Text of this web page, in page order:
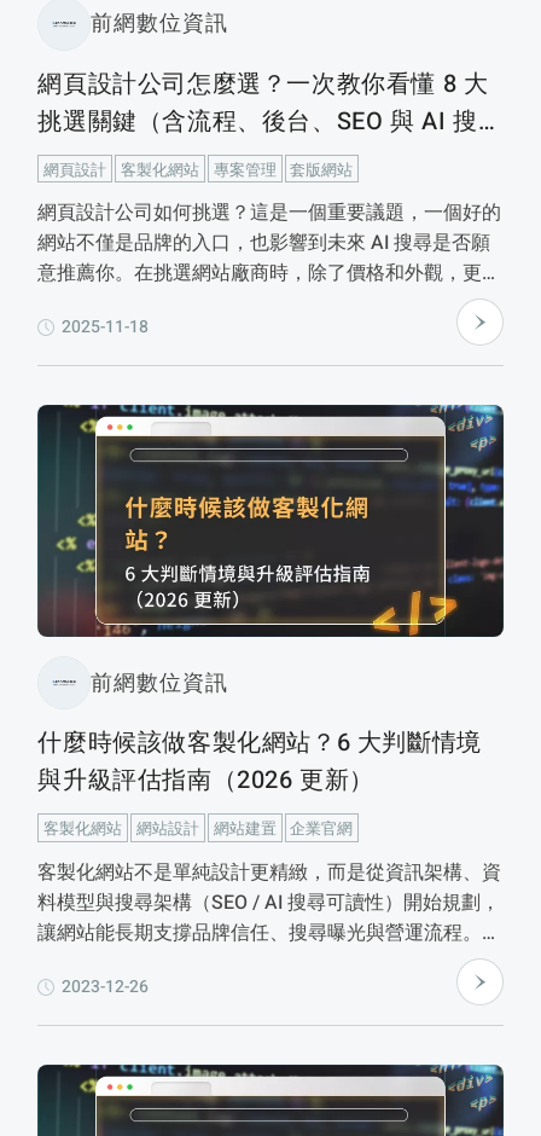
前網數位資訊
網頁設計公司怎麼選？一次教你看懂 8 大
挑選關鍵（含流程、後台、SEO 與 AI 搜
尋）
網頁設計 客製化網站 專案管理 套版網站
網頁設計公司如何挑選？這是一個重要議題，一個好的
網站不僅是品牌的入口，也影響到未來 AI 搜尋是否願
意推薦你。在挑選網站廠商時，除了價格和外觀，更重
要的是要看他們的方法、流程與思維。前網整理了8大
挑選關鍵，包括專案流程、套版或客製化、後台管理、
行動版設計、SEO與AI搜尋、報價透明、產業經驗和成
眾、喜歡的網站範例、內容架構、預算和決策流程，能
夠更順利找到合適的合作夥伴，建立一個能持續成長的
2025-11-18
前網數位資訊
什麼時候該做客製化網站？6 大判斷情境
與升級評估指南（2026 更新）
客製化網站 網站設計 網站建置 企業官網
客製化網站不是單純設計更精緻，而是從資訊架構、資
料模型與搜尋架構（SEO / AI 搜尋可讀性）開始規劃，
讓網站能長期支撐品牌信任、搜尋曝光與營運流程。本
文整理 6 大判斷情境，協助企業評估何時該升級為客製
化網站，同時說明其在 SEO/GEO 架構、效能優化與資
安控制上的優勢。
2023-12-26